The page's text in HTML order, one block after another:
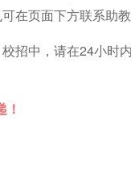
在页面下方联系助教
招中，请在24小